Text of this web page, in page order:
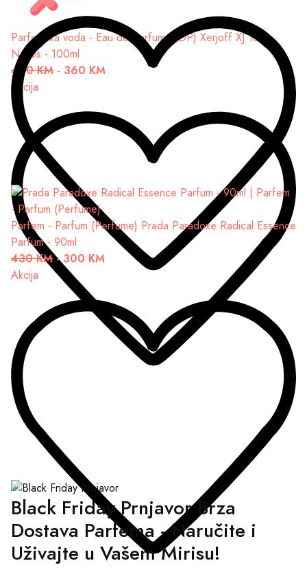
Parfemska voda - Eau de Parfum (EDP) Xerjoff XJ 1861
Naxos - 100ml
460 KM - 360 KM
Akcija
Parfem - Parfum (Perfume) Prada Paradoxe Radical Essence
Parfum - 90ml
430 KM-300 KM
Akcija
Black Friday Prnjavor Brza
Dostava Parfema - Naručite i
Uživajte u Vašem Mirisu!